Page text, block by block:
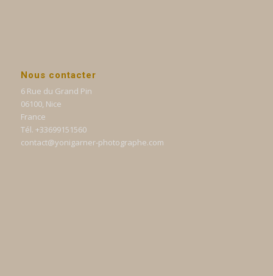
Nous contacter
6 Rue du Grand Pin
06100, Nice
France
Tél. +33699151560
contact@yonigarner-photographe.com